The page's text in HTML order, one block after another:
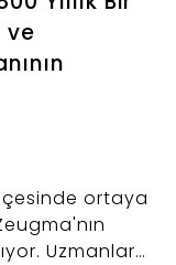
ve
ortaya
Uzmanlar